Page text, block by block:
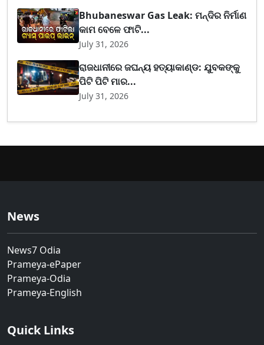
Bhubaneswar Gas Leak: ମନ୍ଦିର ନିର୍ମାଣ
କାମ ବେଳେ ଫାଟି...
July 31, 2026
ରାଜଧାନୀରେ ଜଘନ୍ୟ ହତ୍ୟାକାଣ୍ଡ: ଯୁବକଙ୍କୁ
ପିଟି ପିଟି ମାର...
July 31, 2026
News
News7 Odia
Prameya-ePaper
Prameya-Odia
Prameya-English
Quick Links